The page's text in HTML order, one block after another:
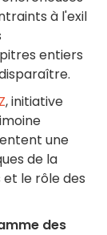
à l'exil
entiers
, initiative
une
de la
le rôle des
des